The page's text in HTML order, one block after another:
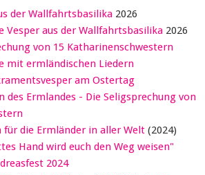
der Wallfahrtsbasilika 2026
Vesper aus der Wallfahrtsbasilika 2026
von 15 Katharinenschwestern
mit ermländischen Liedern
am Ostertag
des Ermlandes - Die Seligsprechung von
für die Ermländer in aller Welt (2024)
Hand wird euch den Weg weisen"
2024